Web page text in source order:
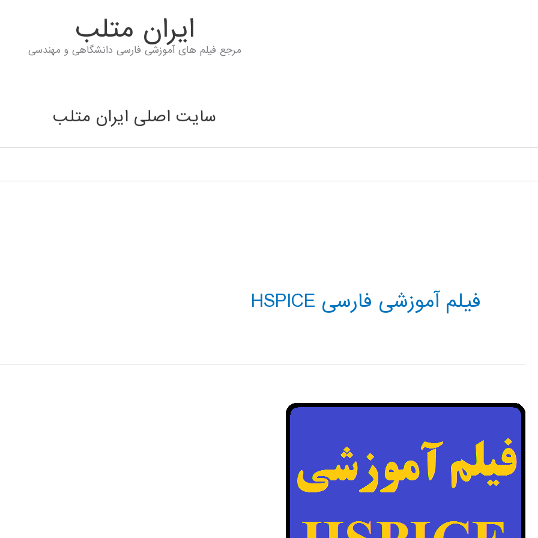
ايران متلب
مرجع فیلم های آموزشی فارسی دانشگاهی و مهندسی
سایت اصلی ایران متلب
فیلم آموزشی فارسی HSPICE